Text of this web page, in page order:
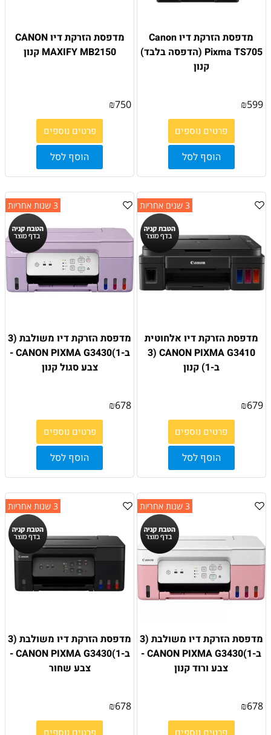
מדפסת הזרקת דיו Canon
Pixma TS705 (הדפסה בלבד)
קנון
₪599
פרטים נוספים
הוסף לסל
מדפסת הזרקת דיו CANON
MAXIFY MB2150 קנון
₪750
פרטים נוספים
הוסף לסל
3 שנים אחריות
מדפסת הזרקת דיו אלחוטית
CANON PIXMA G3410 (3
ב-1) קנון
₪679
פרטים נוספים
הוסף לסל
3 שנות אחריות
מדפסת הזרקת דיו משולבת (3
ב-1)CANON PIXMA G3430 -
צבע סגול קנון
₪678
פרטים נוספים
הוסף לסל
3 שנות אחריות
מדפסת הזרקת דיו משולבת (3
ב-1)CANON PIXMA G3430 -
צבע ורוד קנון
₪678
3 שנות אחריות
מדפסת הזרקת דיו משולבת (3
ב-1)CANON PIXMA G3430 -
צבע שחור
₪678